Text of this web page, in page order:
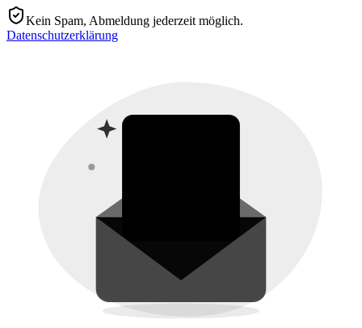
Kein Spam, Abmeldung jederzeit möglich.
Datenschutzerklärung